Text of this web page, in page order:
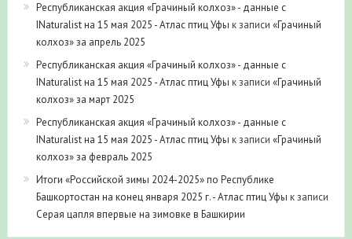
Республиканская акция «Грачиный колхоз» - данные с
INaturalist на 15 мая 2025 - Атлас птиц Уфы к записи «Грачиный
колхоз» за апрель 2025
Республиканская акция «Грачиный колхоз» - данные с
INaturalist на 15 мая 2025 - Атлас птиц Уфы к записи «Грачиный
колхоз» за март 2025
Республиканская акция «Грачиный колхоз» - данные с
INaturalist на 15 мая 2025 - Атлас птиц Уфы к записи «Грачиный
колхоз» за февраль 2025
Итоги «Российской зимы 2024-2025» по Республике
Башкортостан на конец января 2025 г. - Атлас птиц Уфы к записи
Серая цапля впервые на зимовке в Башкирии